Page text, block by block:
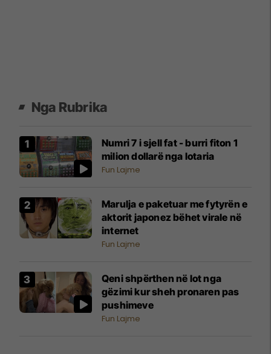
Nga Rubrika
Numri 7 i sjell fat - burri fiton 1
milion dollarë nga lotaria
Fun Lajme
Marulja e paketuar me fytyrën e
aktorit japonez bëhet virale në
internet
Fun Lajme
Qeni shpërthen në lot nga
gëzimi kur sheh pronaren pas
pushimeve
Fun Lajme